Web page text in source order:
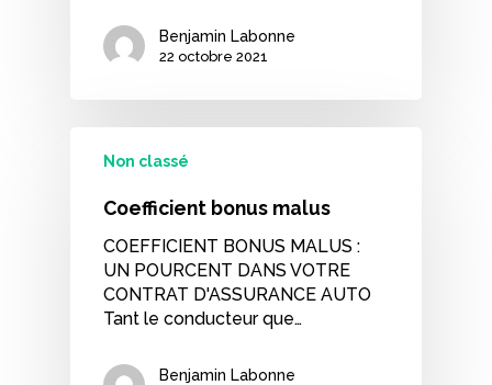
Benjamin Labonne
22 octobre 2021
Non classé
Coefficient bonus malus
COEFFICIENT BONUS MALUS :
UN POURCENT DANS VOTRE
CONTRAT D'ASSURANCE AUTO
Tant le conducteur que…
Benjamin Labonne